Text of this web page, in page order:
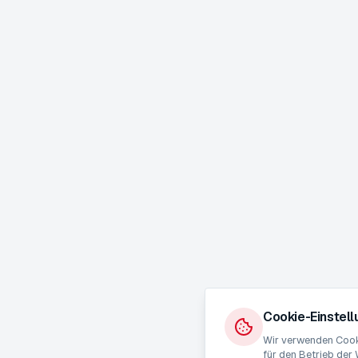
Cookie-
Wir verwenden
für den Betrieb der